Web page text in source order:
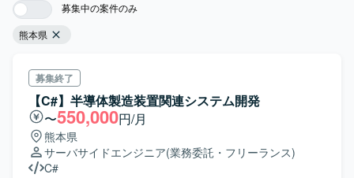
募集中の案件のみ
熊本県
募集終了
【C#】半導体製造装置関連システム開発
〜550,000円/月
熊本県
サーバサイドエンジニア(業務委託・フリーランス)
C#